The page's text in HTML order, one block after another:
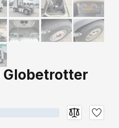
Globetrotter